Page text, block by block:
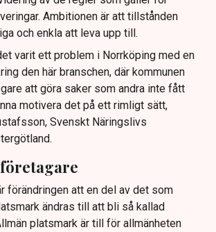
Ambitionen är att tillstånden
och enkla att leva upp till.
varit ett problem i Norrköping med en
den här branschen, där kommunen
att göra saker som andra inte fått
motivera det på ett rimligt sätt,
Svenskt Näringslivs
förändringen att en del av det som
ändras till att bli så kallad
platsmark är till för allmänheten